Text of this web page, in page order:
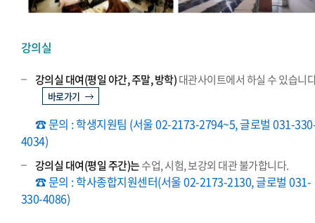
강의실
강의실 대여(평일 야간, 주말, 방학)대관사이트에서 하실 수 있습니
바로가기
☎ 문의 : 학생지원팀 (서울 02-2173-2794~5, 글로벌 031-
4034)
강의실 대여(평일 주간)는수업, 시험, 보강외 대관 불가합니다.
☎ 문의 : 학사종합지원센터(서울 02-2173-2130, 글로벌 031-
330-4086)